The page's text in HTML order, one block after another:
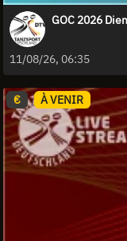
GOC 2026
11/08/26, 06:35
€ À VENIR